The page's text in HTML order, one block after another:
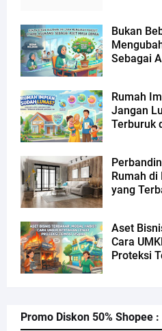
Bukan
Sebagai
Rumah
Jangan
Terburuk
Rumah di
yang
Aset
Cara
Proteksi
Promo Diskon 50% Shopee :